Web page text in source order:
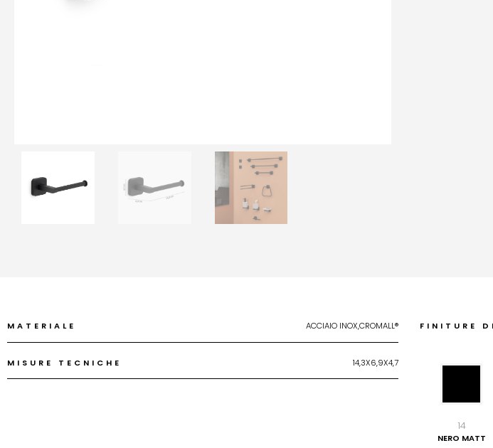
MATERIALE ACCIAIO INOX,CROMALL®
MISURE TECNICHE 14,3X6,9X4,7
FINITURE
14
NERO MATT